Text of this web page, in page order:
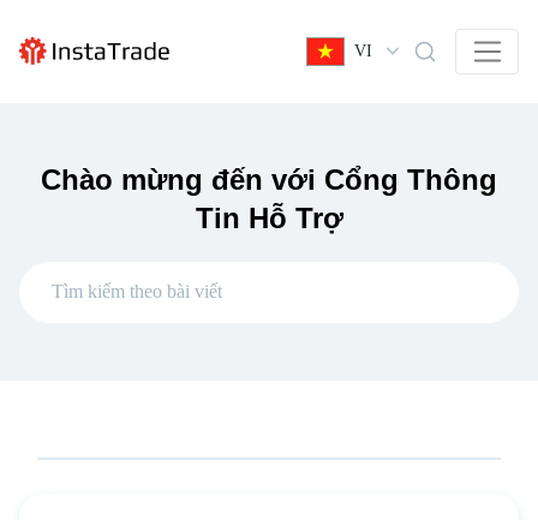
VI
Chào mừng đến với Cổng Thông
Tin Hỗ Trợ